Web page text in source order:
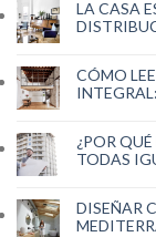
LA CASA
CÓMO
¿POR
TODAS
DISEÑAR